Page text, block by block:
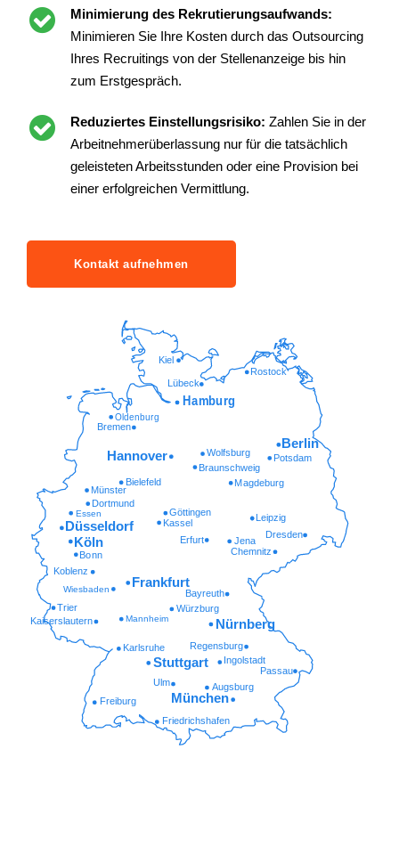
Minimierung des Rekrutierungsaufwands:
Minimieren Sie Ihre Kosten durch das Outsourcing
Ihres Recruitings von der Stellenanzeige bis hin
zum Erstgespräch.
Reduziertes Einstellungsrisiko: Zahlen Sie in der
Arbeitnehmerüberlassung nur für die tatsächlich
geleisteten Arbeitsstunden oder eine Provision bei
einer erfolgreichen Vermittlung.
Kontakt aufnehmen
Friedrichshafen
Freiburg
Augsburg
Ulm
Passau
Ingolstadt
Regensburg
Karlsruhe
Kaiserslautern Mannheim
Würzburg
Trier
Wiesbaden Bayreuth
Koblenz
Chemnitz
Bonn
Erfurt Jena
Dresden
Kassel
Göttingen
Essen
Dortmund
Münster
Magdeburg
Bielefeld
Braunschweig
Potsdam
Wolfsburg
Oldenburg
Lübeck
Rostock
Kiel
München
Stuttgart
Nürnberg
Frankfurt
Köln
Düsseldorf
Leipzig
Hannover
Berlin
Bremen
Hamburg